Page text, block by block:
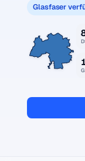
Glasfaser